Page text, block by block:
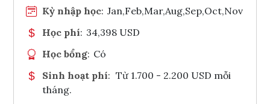
Kỳ nhập học: Jan,Feb,Mar,Aug,Sep,Oct,Nov
Học phí: 34,398 USD
Học bổng: Có
Sinh hoạt phí: Từ 1.700 - 2.200 USD mỗi
tháng.